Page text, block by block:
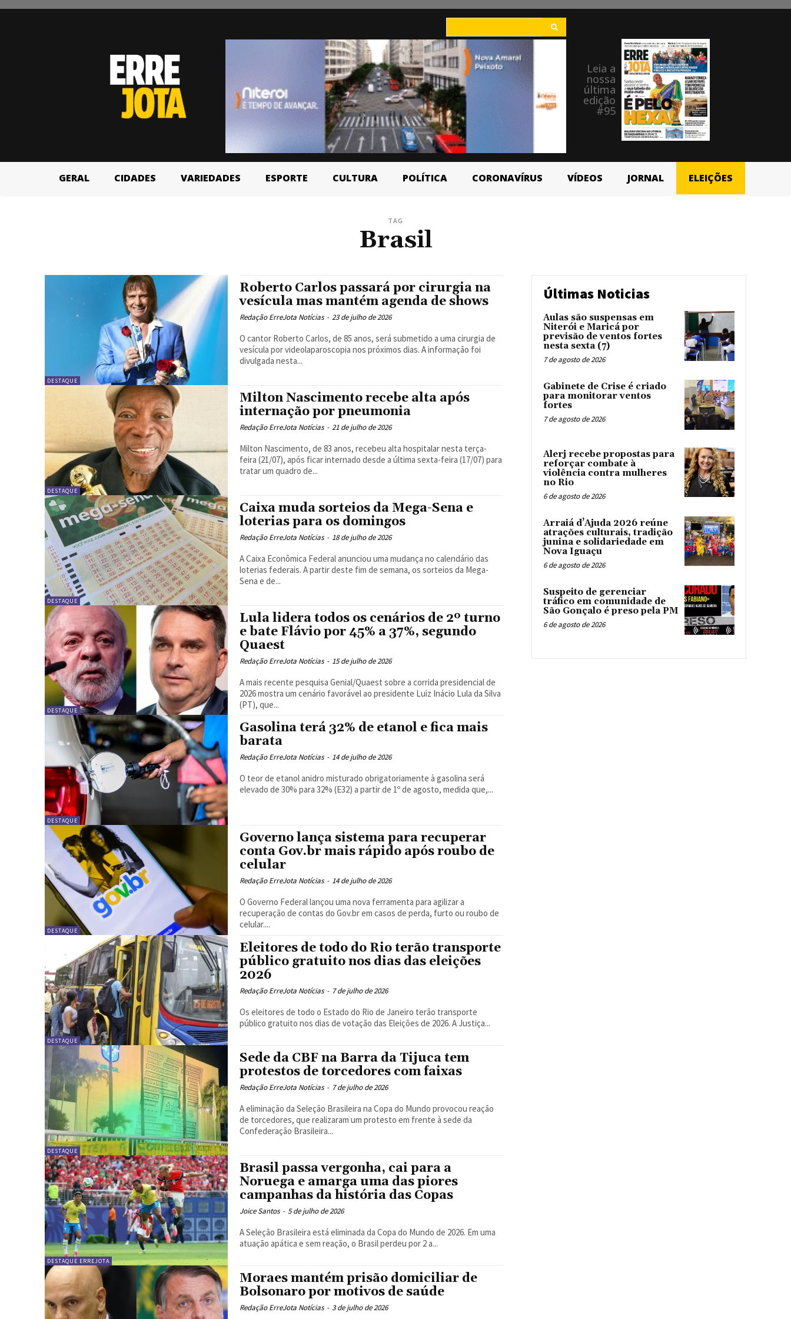
Leia a
nossa
última
edição
#95
GERAL CIDADES VARIEDADES ESPORTE CULTURA POLÍTICA CORONAVÍRUS VÍDEOS JORNAL ELEIÇÕES
TAG
Brasil
DESTAQUE
Roberto Carlos passará por cirurgia na
vesícula mas mantém agenda de shows
Redação ErreJota Notícias - 23 de julho de 2026
O cantor Roberto Carlos, de 85 anos, será submetido a uma cirurgia de
vesícula por videolaparoscopia nos próximos dias. A informação foi
divulgada nesta...
DESTAQUE
Milton Nascimento recebe alta após
internação por pneumonia
Redação ErreJota Notícias - 21 de julho de 2026
Milton Nascimento, de 83 anos, recebeu alta hospitalar nesta terça-
feira (21/07), após ficar internado desde a última sexta-feira (17/07) para
tratar um quadro de...
DESTAQUE
Caixa muda sorteios da Mega-Sena e
loterias para os domingos
Redação ErreJota Notícias - 18 de julho de 2026
A Caixa Econômica Federal anunciou uma mudança no calendário das
loterias federais. A partir deste fim de semana, os sorteios da Mega-
Sena e de...
DESTAQUE
Lula lidera todos os cenários de 2º turno
e bate Flávio por 45% a 37%, segundo
Quaest
Redação ErreJota Notícias - 15 de julho de 2026
A mais recente pesquisa Genial/Quaest sobre a corrida presidencial de
2026 mostra um cenário favorável ao presidente Luiz Inácio Lula da Silva
(PT), que...
DESTAQUE
Gasolina terá 32% de etanol e fica mais
barata
Redação ErreJota Notícias - 14 de julho de 2026
O teor de etanol anidro misturado obrigatoriamente à gasolina será
elevado de 30% para 32% (E32) a partir de 1º de agosto, medida que,...
DESTAQUE
Governo lança sistema para recuperar
conta Gov.br mais rápido após roubo de
celular
Redação ErreJota Notícias - 14 de julho de 2026
O Governo Federal lançou uma nova ferramenta para agilizar a
recuperação de contas do Gov.br em casos de perda, furto ou roubo de
celular....
DESTAQUE
Eleitores de todo do Rio terão transporte
público gratuito nos dias das eleições
2026
Redação ErreJota Notícias - 7 de julho de 2026
Os eleitores de todo o Estado do Rio de Janeiro terão transporte
público gratuito nos dias de votação das Eleições de 2026. A Justiça...
DESTAQUE
Sede da CBF na Barra da Tijuca tem
protestos de torcedores com faixas
Redação ErreJota Notícias - 7 de julho de 2026
A eliminação da Seleção Brasileira na Copa do Mundo provocou reação
de torcedores, que realizaram um protesto em frente à sede da
Confederação Brasileira...
DESTAQUE ERREJOTA
Brasil passa vergonha, cai para a
Noruega e amarga uma das piores
campanhas da história das Copas
Joice Santos - 5 de julho de 2026
A Seleção Brasileira está eliminada da Copa do Mundo de 2026. Em uma
atuação apática e sem reação, o Brasil perdeu por 2 a...
Moraes mantém prisão domiciliar de
Bolsonaro por motivos de saúde
Redação ErreJota Notícias - 3 de julho de 2026
Últimas Noticias
Aulas são suspensas em
Niterói e Maricá por
previsão de ventos fortes
nesta sexta (7)
7 de agosto de 2026
Gabinete de Crise é criado
para monitorar ventos
fortes
7 de agosto de 2026
Alerj recebe propostas para
reforçar combate à
violência contra mulheres
no Rio
6 de agosto de 2026
Arraiá d’Ajuda 2026 reúne
atrações culturais, tradição
junina e solidariedade em
Nova Iguaçu
6 de agosto de 2026
Suspeito de gerenciar
tráfico em comunidade de
São Gonçalo é preso pela PM
6 de agosto de 2026